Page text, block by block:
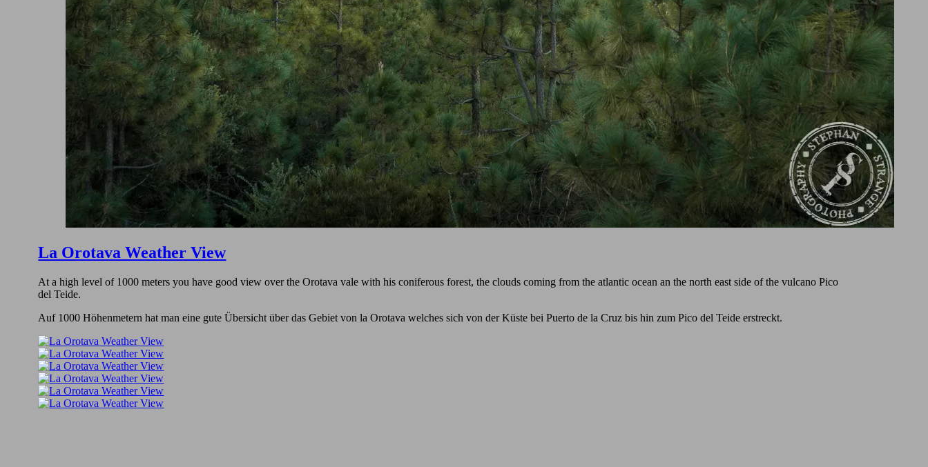
La Orotava Weather View
At a high level of 1000 meters you have good view over the Orotava vale with his coniferous forest, the clouds coming from the atlantic ocean an the north east side of the vulcano Pico
del Teide.
Auf 1000 Höhenmetern hat man eine gute Übersicht über das Gebiet von la Orotava welches sich von der Küste bei Puerto de la Cruz bis hin zum Pico del Teide erstreckt.